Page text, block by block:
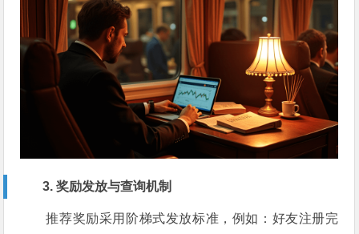
3. 奖励发放与查询机制
推荐奖励采用阶梯式发放标准，例如：好友注册完